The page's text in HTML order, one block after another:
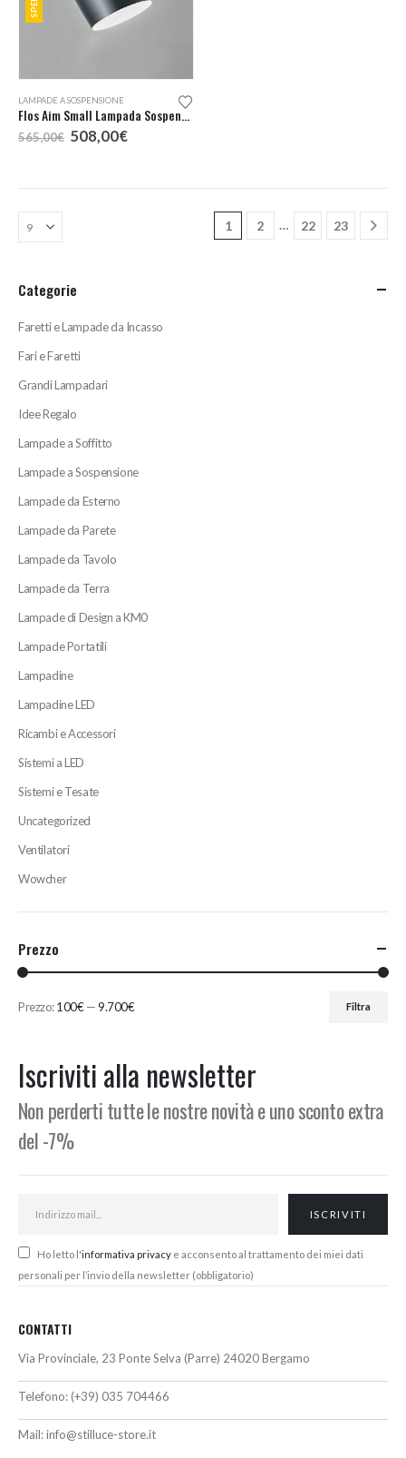
prodotto
Le
opzioni
possono
nella
del
prodotto
LAMPADE A SOSPENSIONE
Flos Aim Small Lampada Sospensione
565,00€ Il
prezzo
565,00€.
508,00€Il
508,00€.
1 2 … 22 23
Categorie
Faretti e Lampade da Incasso
Fari e Faretti
Grandi Lampadari
Idee Regalo
Lampade a Soffitto
Lampade a Sospensione
Lampade da Esterno
Lampade da Parete
Lampade da Tavolo
Lampade da Terra
Lampade di Design a KM0
Lampade Portatili
Lampadine
Lampadine LED
Ricambi e Accessori
Sistemi a LED
Sistemi e Tesate
Uncategorized
Ventilatori
Wowcher
Prezzo
Filtra
Prezzo:100€—9.700€
Iscriviti alla newsletter
Non perderti tutte le nostre novità e uno sconto extra
del -7%
Ho letto l'informativa privacy e acconsento al trattamento dei miei dati
personali per l’invio della newsletter (obbligatorio)
CONTATTI
Via Provinciale, 23 Ponte Selva (Parre) 24020 Bergamo
Telefono: (+39) 035 704466
Mail:info@stilluce-store.it